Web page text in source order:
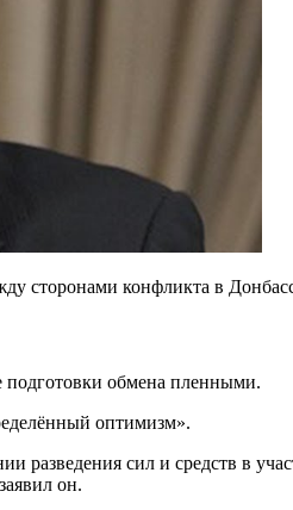
сторонами конфликта в
подготовки обмена пленными.
оптимизм».
сил и средств в
он.